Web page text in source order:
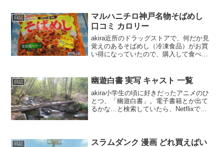
買うならやっぱり楽...
日記
マルハニチロ神戸名物そばめし
口コミ カロリー
akira近所のドラッグストアで、何だか見
覚えのあるそばめし（冷凍食品）がお買
い得になっていたので、購入して食べて
や作り方、カロリーなどを紹介するよ！
マルハニチロ...
日記 幽遊白書 実写 キャスト 一覧
akira小学生の頃に好きだったアニメのひ
とつ、「幽遊白書」。電子書籍とか出て
るかな…と検索していたら、Netflixでの
実写...
日記
スラムダンク 漫画 どれ買えばい